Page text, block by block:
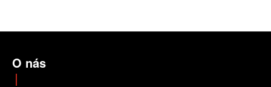
O nás